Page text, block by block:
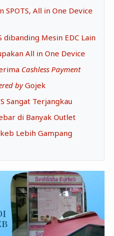
SPOTS, All in One Device
dibanding Mesin EDC Lain
All in One Device
Cashless Payment
byGojek
Sangat Terjangkau
di Banyak Outlet
Lebih Gampang